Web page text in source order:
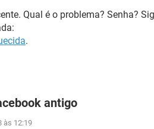
Qual é o problema? Senha?
.
antigo
às 12:19